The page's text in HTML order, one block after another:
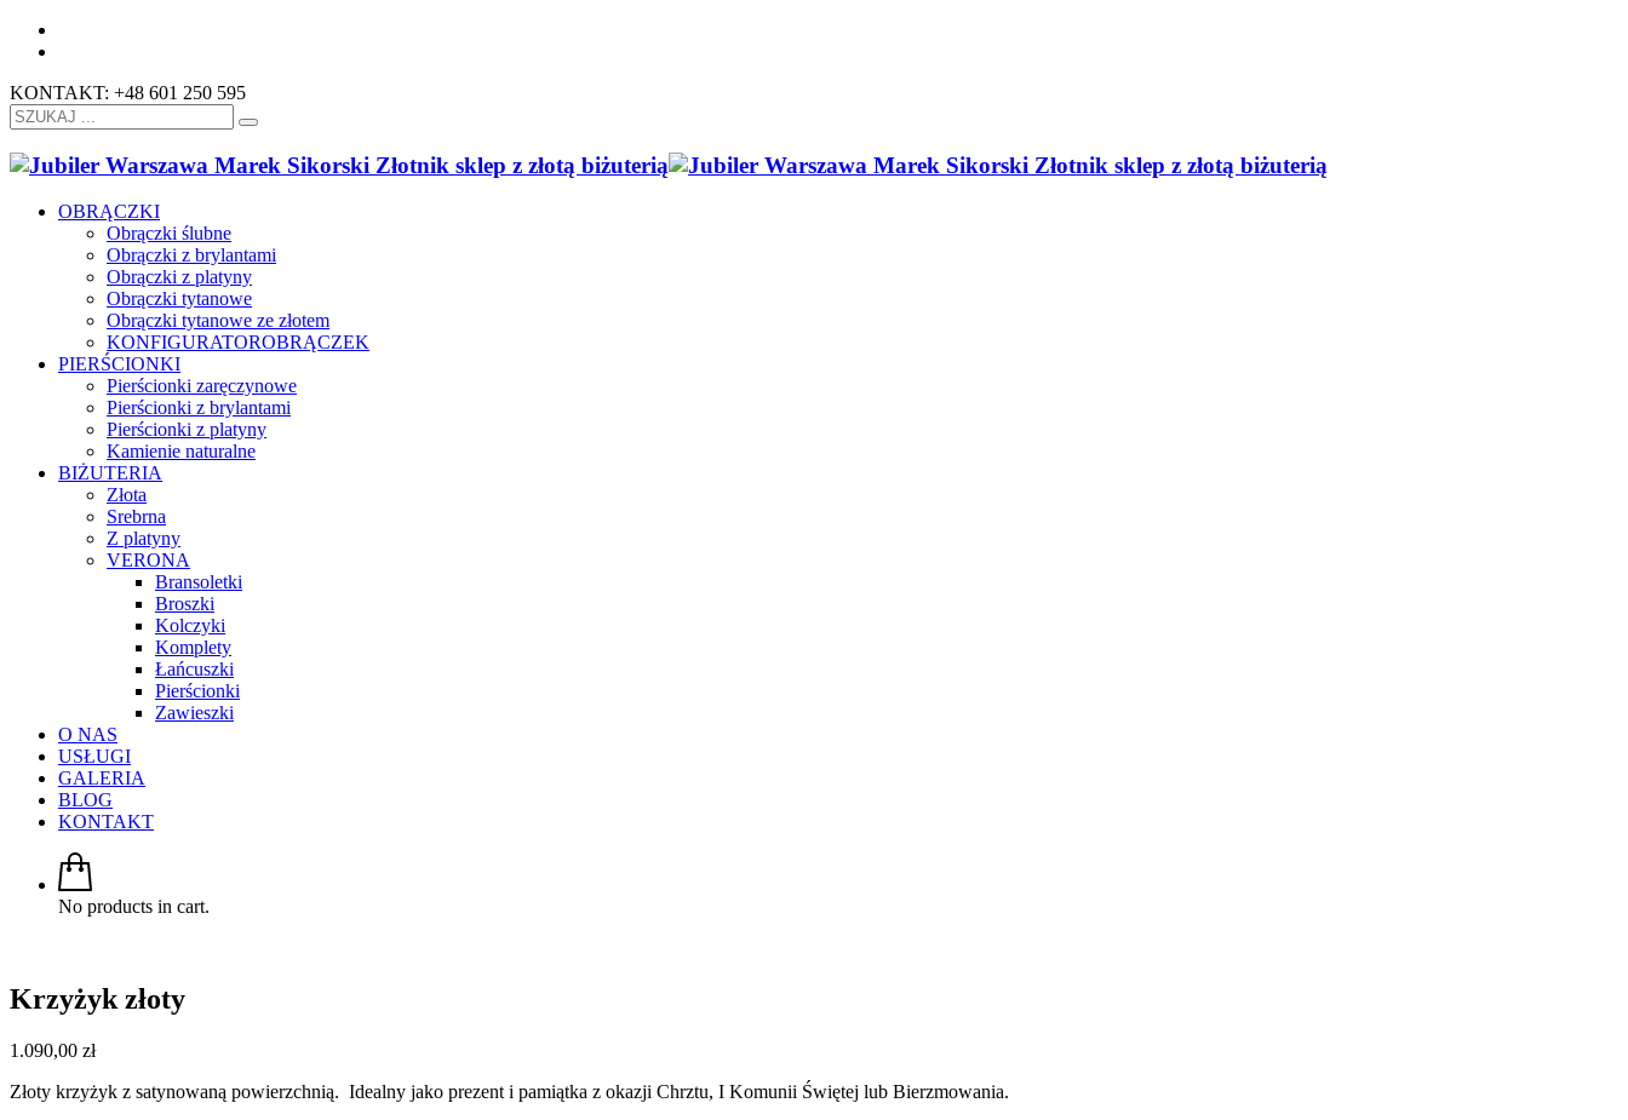
KONTAKT: +48 601 250 595
OBRĄCZKI
Obrączki ślubne
Obrączki z brylantami
Obrączki z platyny
Obrączki tytanowe
Obrączki tytanowe ze złotem
KONFIGURATOROBRĄCZEK
PIERŚCIONKI
Pierścionki zaręczynowe
Pierścionki z brylantami
Pierścionki z platyny
Kamienie naturalne
BIŻUTERIA
Złota
Srebrna
Z platyny
VERONA
Bransoletki
Broszki
Kolczyki
Komplety
Łańcuszki
Pierścionki
Zawieszki
O NAS
USŁUGI
GALERIA
BLOG
KONTAKT
No products in cart.
Krzyżyk złoty
1.090,00 zł
Złoty krzyżyk z satynowaną powierzchnią. Idealny jako prezent i pamiątka z okazji Chrztu, I Komunii Świętej lub Bierzmowania.